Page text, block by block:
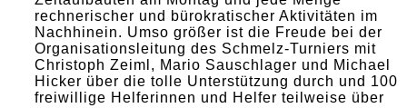
rechnerischer und bürokratischer Aktivitäten im
Nachhinein. Umso größer ist die Freude bei der
Organisationsleitung des Schmelz-Turniers mit
Christoph Zeiml, Mario Sauschlager und Michael
Hicker über die tolle Unterstützung durch und 100
freiwillige Helferinnen und Helfer teilweise über